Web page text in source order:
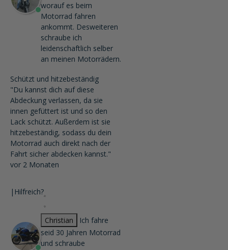
worauf es beim
Motorrad fahren
ankommt. Desweiteren
schraube ich
leidenschaftlich selber
an meinen Motorrädern.
Schützt und hitzebeständig
"Du kannst dich auf diese
Abdeckung verlassen, da sie
innen gefüttert ist und so den
Lack schützt. Außerdem ist sie
hitzebeständig, sodass du dein
Motorrad auch direkt nach der
Fahrt sicher abdecken kannst."
vor 2 Monaten
| Hilfreich?
Christian
Ich fahre
seid 30 Jahren Motorrad
und schraube